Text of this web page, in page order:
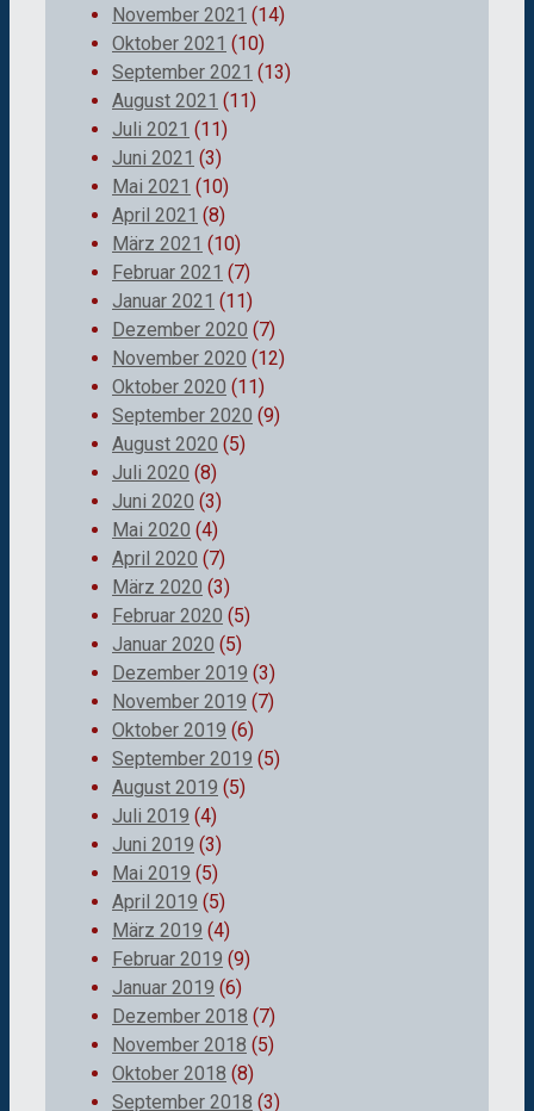
November 2021 (14)
Oktober 2021 (10)
September 2021 (13)
August 2021 (11)
Juli 2021 (11)
Juni 2021 (3)
Mai 2021 (10)
April 2021 (8)
März 2021 (10)
Februar 2021 (7)
Januar 2021 (11)
Dezember 2020 (7)
November 2020 (12)
Oktober 2020 (11)
September 2020 (9)
August 2020 (5)
Juli 2020 (8)
Juni 2020 (3)
Mai 2020 (4)
April 2020 (7)
März 2020 (3)
Februar 2020 (5)
Januar 2020 (5)
Dezember 2019 (3)
November 2019 (7)
Oktober 2019 (6)
September 2019 (5)
August 2019 (5)
Juli 2019 (4)
Juni 2019 (3)
Mai 2019 (5)
April 2019 (5)
März 2019 (4)
Februar 2019 (9)
Januar 2019 (6)
Dezember 2018 (7)
November 2018 (5)
Oktober 2018 (8)
September 2018 (3)